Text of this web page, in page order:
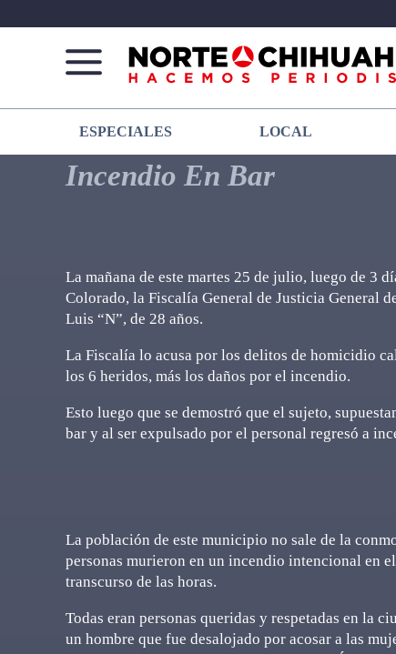
Norte
De
Chihuahua
Más
que
noticias,
hacemos periodismo
ESPECIALES LOCAL
Incendio En Bar
La mañana de este martes 25 de julio, luego de 3
Colorado, la Fiscalía General de Justicia General
Luis “N”, de 28 años.
La Fiscalía lo acusa por los delitos de homicidio
los 6 heridos, más los daños por el incendio.
Esto luego que se demostró que el sujeto,
bar y al ser expulsado por el personal regresó a
La población de este municipio no sale de la
personas murieron en un incendio intencional en
transcurso de las horas.
Todas eran personas queridas y respetadas en la
un hombre que fue desalojado por acosar a las